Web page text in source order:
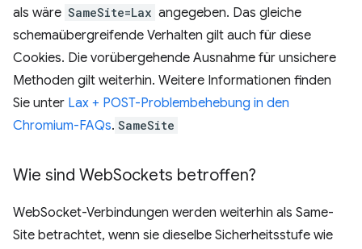
als wäre SameSite=Lax angegeben. Das gleiche
schemaübergreifende Verhalten gilt auch für diese
Cookies. Die vorübergehende Ausnahme für unsichere
Methoden gilt weiterhin. Weitere Informationen finden
Sie unter Lax + POST-Problembehebung in den
Chromium-FAQs. SameSite
Wie sind WebSockets betroffen?
WebSocket-Verbindungen werden weiterhin als Same-
Site betrachtet, wenn sie dieselbe Sicherheitsstufe wie